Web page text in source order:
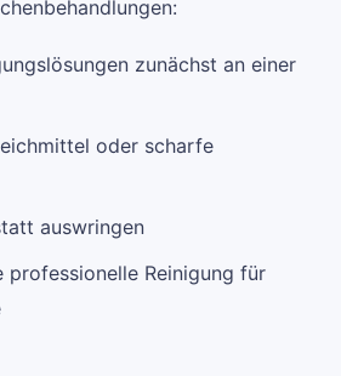
zunächst an einer
oder scharfe
auswringen
professionelle Reinigung für